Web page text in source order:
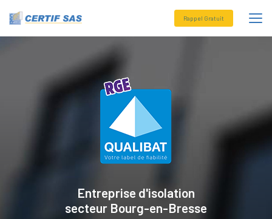
Rappel Gratuit
Entreprise d'isolation
secteurBourg-en-Bresse